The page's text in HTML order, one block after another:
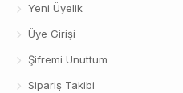
Yeni Üyelik
Üye Girişi
Şifremi Unuttum
Sipariş Takibi